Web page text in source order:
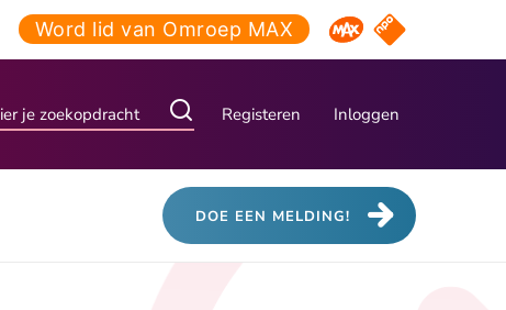
Word lid van Omroep MAX Omroep MAX
NPO Start
Registeren Inloggen
DOE EEN MELDING!